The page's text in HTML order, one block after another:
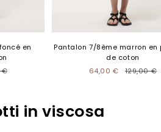
en
€
Pantalon 7/8ème marron en
de coton
64,00 €
129,00 €
in viscosa